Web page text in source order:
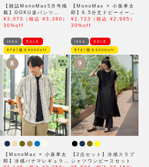
【雑誌MonoMax5月号掲
載】GOKU楽パンツ
EASY STRETCH 冷感ア
ンクル【接触冷感】「小泉
¥3,073（税込 ¥3,380）
30%off
【MonoMax × 小泉孝太
郎】6.5分丈ドビーイージ
ーハーフパンツ「小泉孝太
郎さん着用モデル」
¥2,723（税込 ¥2,995）
30%off
ikka SALE
ﾓｱｵﾌ最大4000off
8
【MonoMax × 小泉孝太
郎】冷感パナマレギュラー
ikka SALE
ﾓｱｵﾌ最大4000off
9
【2点セット】冷感スラブ
シャツワンピースセット